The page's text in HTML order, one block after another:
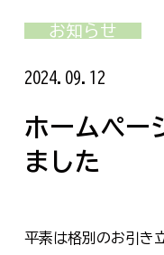
お知らせ
2024.09.12
ホームペー
ました
平素は格別のお引き